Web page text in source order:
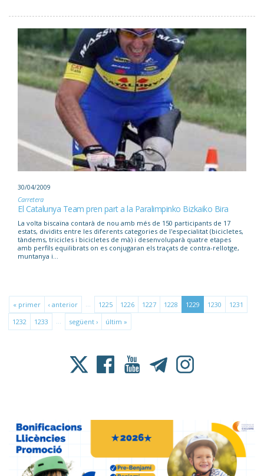
30/04/2009
Carretera
El Catalunya Team pren part a la Paralimpinko Bizkaiko Bira
La volta biscaïna contarà de nou amb més de 150 participants de 17
estats, dividits entre les diferents categories de l'especialitat (bicicletes,
tàndems, tricicles i bicicletes de mà) i desenvoluparà quatre etapes
amb perfils equilibrats on es conjugaran els traçats de contra-rellotge,
muntanya i...
« primer ‹ anterior 1225 1226 1227 1228 1229 1230
1231
1232
1233 següent › últim »